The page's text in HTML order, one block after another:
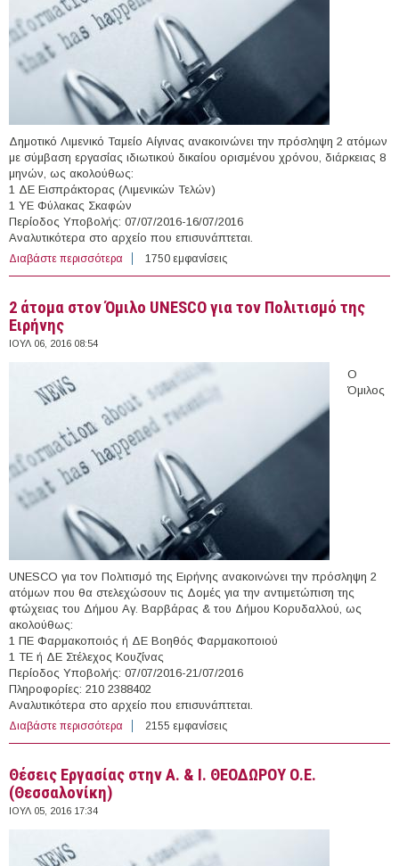
Δημοτικό Λιμενικό Ταμείο Αίγινας ανακοινώνει την πρόσληψη 2 ατόμων
με σύμβαση εργασίας ιδιωτικού δικαίου ορισμένου χρόνου, διάρκειας 8
μηνών, ως ακολούθως:
1 ΔΕ Εισπράκτορας (Λιμενικών Τελών)
1 ΥΕ Φύλακας Σκαφών
Περίοδος Υποβολής: 07/07/2016-16/07/2016
Αναλυτικότερα στο αρχείο που επισυνάπτεται.
Διαβάστε περισσότερα για 2 άτομα με Σύμβαση Ορισμένου Χρόνου στο
Δημοτικό Λιμενικό Ταμείο Αίγινας (Ν. Αττικής)
1750 εμφανίσεις
2 άτομα στον Όμιλο UNESCO για τον Πολιτισμό της
Ειρήνης
ΙΟΥΛ 06, 2016 08:54
Ο
Όμιλος
UNESCO για τον Πολιτισμό της Ειρήνης ανακοινώνει την πρόσληψη 2
ατόμων που θα στελεχώσουν τις Δομές για την αντιμετώπιση της
φτώχειας του Δήμου Αγ. Βαρβάρας & του Δήμου Κορυδαλλού, ως
ακολούθως:
1 ΠΕ Φαρμακοποιός ή ΔΕ Βοηθός Φαρμακοποιού
1 ΤΕ ή ΔΕ Στέλεχος Κουζίνας
Περίοδος Υποβολής: 07/07/2016-21/07/2016
Πληροφορίες: 210 2388402
Αναλυτικότερα στο αρχείο που επισυνάπτεται.
Διαβάστε περισσότερα για 2 άτομα στον Όμιλο UNESCO για τον Πολιτισμό της
Ειρήνης
2155 εμφανίσεις
Θέσεις Εργασίας στην A. & I. ΘΕΟΔΩΡΟΥ Ο.Ε.
(Θεσσαλονίκη)
ΙΟΥΛ 05, 2016 17:34